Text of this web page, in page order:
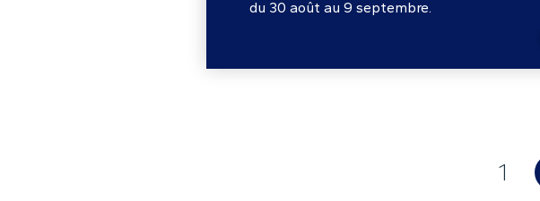
du 30 août au 9 septembre.
1